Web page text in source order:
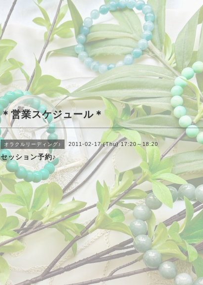
＊営業スケジュール＊
オラクルリーディング♪ 2011-02-17 (Thu) 17:20～18:20
セッション予約♪